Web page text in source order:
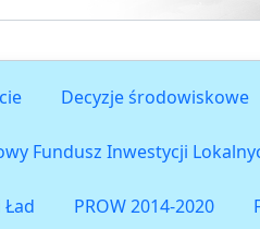
Decyzje środowiskowe
Fundusz Inwestycji
PROW 2014-2020